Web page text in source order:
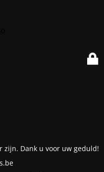
zijn. Dank u voor uw geduld!